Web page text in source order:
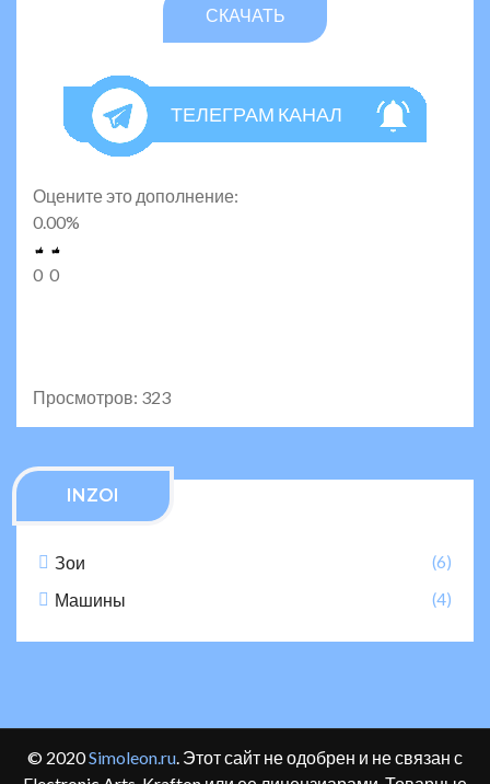
СКАЧАТЬ
ТЕЛЕГРАМ КАНАЛ
Оцените это дополнение:
0.00%
0 0
Просмотров: 323
INZOI
Зои (6)
Машины (4)
© 2020Simoleon.ru. Этот сайт не одобрен и не связан с